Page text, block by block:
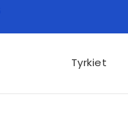
Tyrkiet